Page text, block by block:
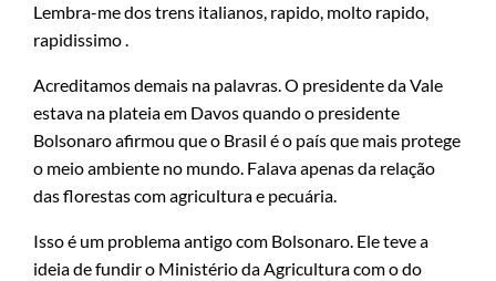
Lembra-me dos trens italianos, rapido, molto rapido,
rapidissimo .
Acreditamos demais na palavras. O presidente da Vale
estava na plateia em Davos quando o presidente
Bolsonaro afirmou que o Brasil é o país que mais protege
o meio ambiente no mundo. Falava apenas da relação
das florestas com agricultura e pecuária.
Isso é um problema antigo com Bolsonaro. Ele teve a
ideia de fundir o Ministério da Agricultura com o do